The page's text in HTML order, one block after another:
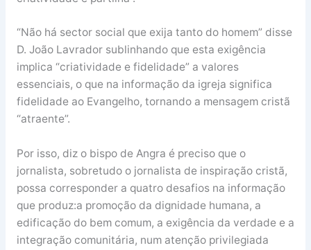
“Não há sector social que exija tanto do homem” disse
D. João Lavrador sublinhando que esta exigência
implica “criatividade e fidelidade” a valores
essenciais, o que na informação da igreja significa
fidelidade ao Evangelho, tornando a mensagem cristã
“atraente”.
Por isso, diz o bispo de Angra é preciso que o
jornalista, sobretudo o jornalista de inspiração cristã,
possa corresponder a quatro desafios na informação
que produz:a promoção da dignidade humana, a
edificação do bem comum, a exigência da verdade e a
integração comunitária, num atenção privilegiada